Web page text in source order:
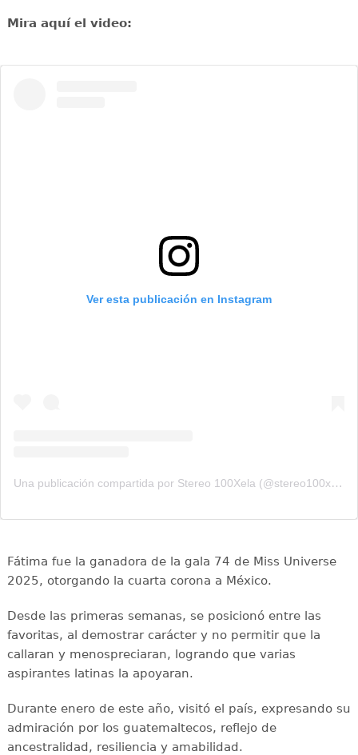
Mira aquí el video:
Ver esta publicación en Instagram
Una publicación compartida por Stereo 100Xela (@stereo100xela)
Fátima fue la ganadora de la gala 74 de Miss Universe
2025, otorgando la cuarta corona a México.
Desde las primeras semanas, se posicionó entre las
favoritas, al demostrar carácter y no permitir que la
callaran y menospreciaran, logrando que varias
aspirantes latinas la apoyaran.
Durante enero de este año, visitó el país, expresando su
admiración por los guatemaltecos, reflejo de
ancestralidad, resiliencia y amabilidad.